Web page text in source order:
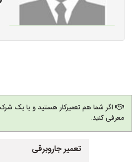
اگر شما هم تعمیرکار هستید و یا یک
معرفی کنید.
تعمیر جاروبرقی